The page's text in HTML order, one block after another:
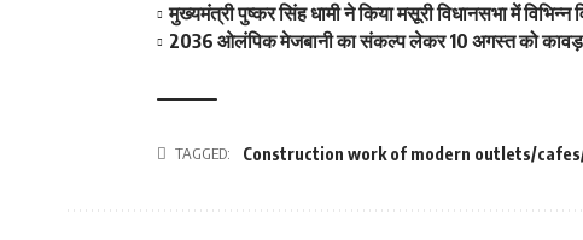
मुख्यमंत्री पुष्कर सिंह धामी ने किया मसूरी विधानसभा में
2036 ओलंपिक मेजबानी का संकल्प लेकर 10 अगस्त को कावड़
TAGGED: Construction work of modern outlets/